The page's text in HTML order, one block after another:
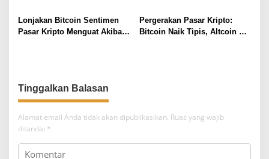
Lonjakan Bitcoin Sentimen
Pasar Kripto Menguat Akibat
Pergerakan Pasar Kripto:
Bitcoin Naik Tipis, Altcoin
Alamat email Anda tidak akan dipublikasikan. Ruas yang wajib
ditandai *